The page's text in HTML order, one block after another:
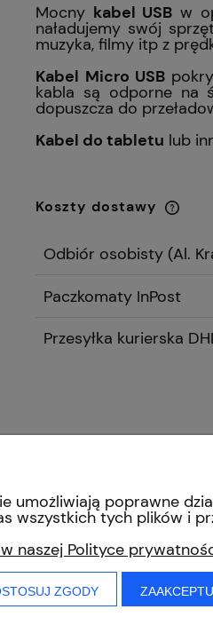
Mocny kabel USB w
naładujemy swój
muzyka, filmy itp z
Kabel Micro USB
kabla są odporne na
dopuszcza do
Kabel do tabletu lub
Koszty dostawy
Odbiór osobisty (Al.
Paczkomaty InPost
Przesyłka kurierska
umożliwiają poprawne
wszystkich tych plików i
naszej Polityce
ZGODY